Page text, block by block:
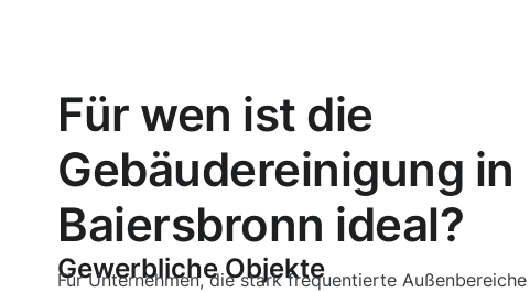
Für wen ist die
Gebäudereinigung in
Baiersbronn ideal?
Gewerbliche Objekte
Für Unternehmen, die stark frequentierte